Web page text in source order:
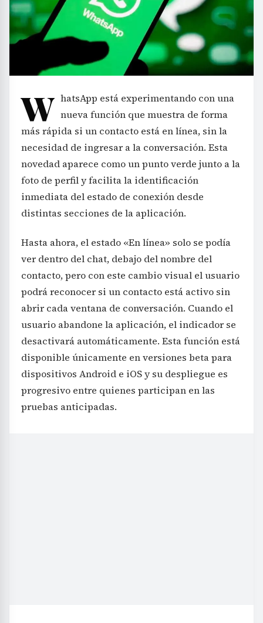
W hatsApp está experimentando con una
nueva función que muestra de forma
más rápida si un contacto está en línea, sin la
necesidad de ingresar a la conversación. Esta
novedad aparece como un punto verde junto a la
foto de perfil y facilita la identificación
inmediata del estado de conexión desde
distintas secciones de la aplicación.
Hasta ahora, el estado «En línea» solo se podía
ver dentro del chat, debajo del nombre del
contacto, pero con este cambio visual el usuario
podrá reconocer si un contacto está activo sin
abrir cada ventana de conversación. Cuando el
usuario abandone la aplicación, el indicador se
desactivará automáticamente. Esta función está
disponible únicamente en versiones beta para
dispositivos Android e iOS y su despliegue es
progresivo entre quienes participan en las
pruebas anticipadas.